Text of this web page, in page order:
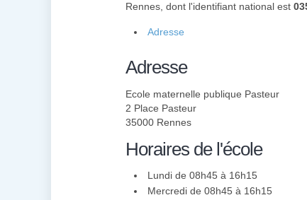
Rennes, dont l'identifiant national est
Adresse
Adresse
Ecole maternelle publique Pasteur
2 Place Pasteur
35000 Rennes
Horaires de l'école
Lundi de 08h45 à 16h15
Mercredi de 08h45 à 16h15